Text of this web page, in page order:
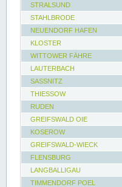
STRALSUND
STAHLBRODE
NEUENDORF HAFEN
KLOSTER
WITTOWER FÄHRE
LAUTERBACH
SASSNITZ
THIESSOW
RUDEN
GREIFSWALD OIE
KOSEROW
GREIFSWALD-WIECK
FLENSBURG
LANGBALLIGAU
TIMMENDORF POEL